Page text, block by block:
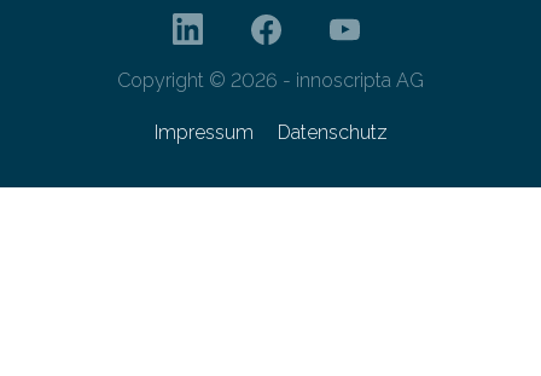
Copyright © 2026 - innoscripta AG
Impressum Datenschutz